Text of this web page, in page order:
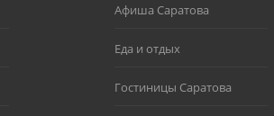
Афиша Саратова
Еда и отдых
Гостиницы Саратова